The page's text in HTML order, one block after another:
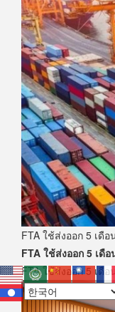
FTA ​ใช้ส่งออก 5 เดื
FTA ​ใช้ส่งออก 5 เดื
FTA ​ใช้ส่งออก 5 เดื